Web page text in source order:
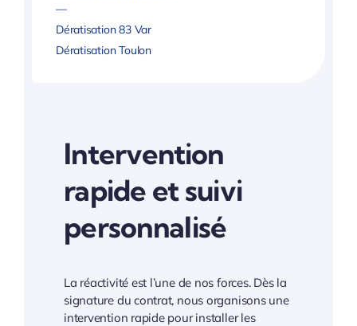
—
Dératisation 83 Var
Dératisation Toulon
Intervention
rapide et suivi
personnalisé
La réactivité est l’une de nos forces. Dès la
signature du contrat, nous organisons une
intervention rapide pour installer les